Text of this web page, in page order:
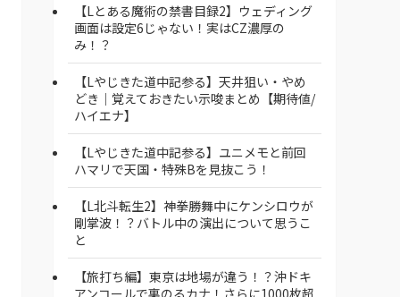
【Lとある魔術の禁書目録2】ウェディング
画面は設定6じゃない！実はCZ濃厚の
み！？
【Lやじきた道中記参る】天井狙い・やめ
どき｜覚えておきたい示唆まとめ【期待値/
ハイエナ】
【Lやじきた道中記参る】ユニメモと前回
ハマリで天国・特殊Bを見抜こう！
【L北斗転生2】神拳勝舞中にケンシロウが
剛掌波！？バトル中の演出について思うこ
と
【旅打ち編】東京は地場が違う！？沖ドキ
アンコールで裏のるカナ！さらに1000枚超